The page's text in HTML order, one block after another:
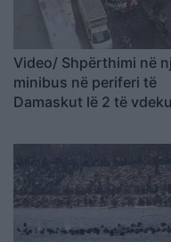
Video/ Shpërthimi në
minibus në periferi të
Damaskut lë 2 të